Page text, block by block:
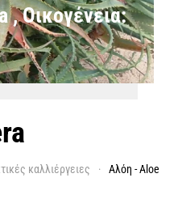
καλλιέργειες
Αλόη - Aloe
, Οικογένεια: